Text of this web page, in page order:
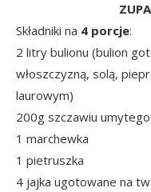
Składniki na 4 porcje:
2 litry bulionu (bulion
włoszczyzną, solą,
laurowym)
200g szczawiu
1 marchewka
1 pietruszka
4 jajka ugotowane na